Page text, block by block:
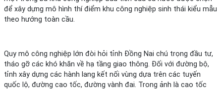
để xây dựng mô hình thí điểm khu công nghiệp sinh thái kiểu mẫu
theo hướng toàn cầu.
Quy mô công nghiệp lớn đòi hỏi tỉnh Đồng Nai chú trọng đầu tư,
tháo gỡ các khó khăn về hạ tầng giao thông. Đối với đường bộ,
tỉnh xây dựng các hành lang kết nối vùng dựa trên các tuyến
quốc lộ, đường cao tốc, đường vành đai. Trong ảnh là cao tốc